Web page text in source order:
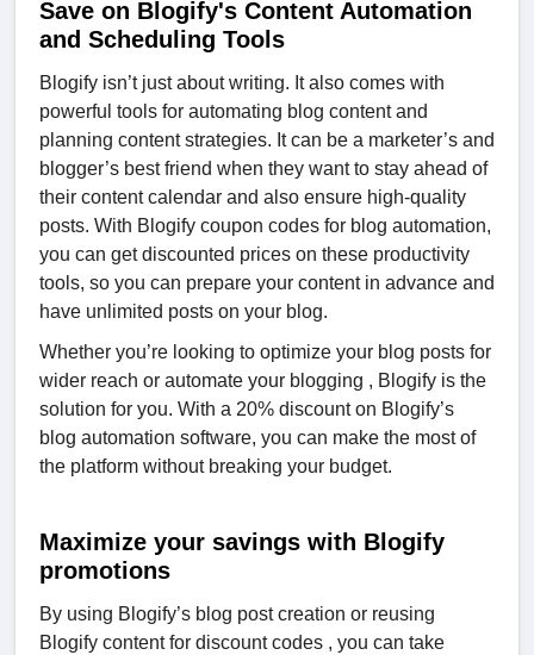
Save on Blogify's Content Automation
and Scheduling Tools
Blogify isn’t just about writing. It also comes with
powerful tools for automating blog content and
planning content strategies. It can be a marketer’s and
blogger’s best friend when they want to stay ahead of
their content calendar and also ensure high-quality
posts. With Blogify coupon codes for blog automation,
you can get discounted prices on these productivity
tools, so you can prepare your content in advance and
have unlimited posts on your blog.
Whether you’re looking to optimize your blog posts for
wider reach or automate your blogging , Blogify is the
solution for you. With a 20% discount on Blogify’s
blog automation software, you can make the most of
the platform without breaking your budget.
Maximize your savings with Blogify
promotions
By using Blogify’s blog post creation or reusing
Blogify content for discount codes , you can take